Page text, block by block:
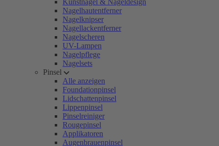
Kunstnägel & Nageldesign
Nagelhautentferner
Nagelknipser
Nagellackentferner
Nagelscheren
UV-Lampen
Nagelpflege
Nagelsets
Pinsel
Alle anzeigen
Foundationpinsel
Lidschattenpinsel
Lippenpinsel
Pinselreiniger
Rougepinsel
Applikatoren
Augenbrauenpinsel